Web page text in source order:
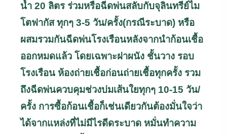
น้ำ 20 ลิตร ร่วมหรือฉีดพ่นสลับกับจุลินทรีย์ไม
โตฟากัส ทุกๆ 3-5 วัน/ครั้ง(กรณีระบาด) หรือ
ผสมรวมกันฉีดพ่นโรงเรือนหลังจากนำก้อนเชื้อ
ออกหมดแล้ว โดยเฉพาะฝาผนัง ชั้นวาง รอบ
โรงเรือน ห้องถ่ายเชื้อก่อนถ่ายเชื้อทุกครั้ง รวม
ถึงฉีดพ่นควบคุมช่วงบ่มเส้นใยทุกๆ 10-15 วัน/
ครั้ง การซื้อก้อนเชื้อก็เช่นเดียวกันต้องมั่นใจว่า
ได้จากแหล่งที่ไม่มีไรดีดระบาด หมั่นทำความ